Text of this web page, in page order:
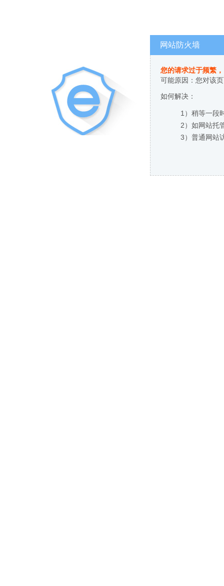
网站防火墙
您的请求过于频繁
可能原因：您对该
如何解决：
1）稍等一段
2）如网站托
3）普通网站